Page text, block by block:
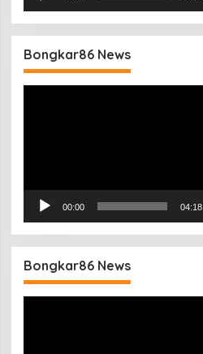
Bongkar86 News
00:00 04:18
Bongkar86 News